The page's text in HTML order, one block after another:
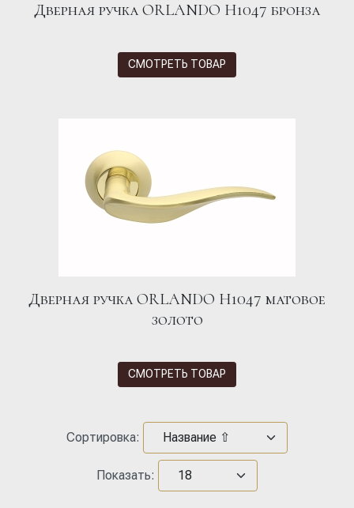
Дверная ручка ORLANDO H1047 бронза
СМОТРЕТЬ ТОВАР
Дверная ручка ORLANDO H1047 матовое
золото
СМОТРЕТЬ ТОВАР
Сортировка:
Показать: